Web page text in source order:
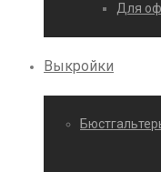
Для
Выкройки